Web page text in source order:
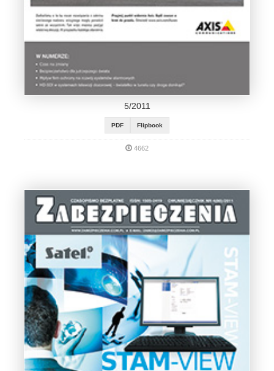
5/2011
PDF Flipbook
4662